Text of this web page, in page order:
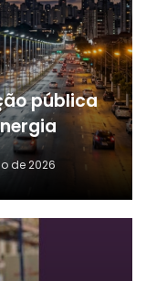
pública
de 2026